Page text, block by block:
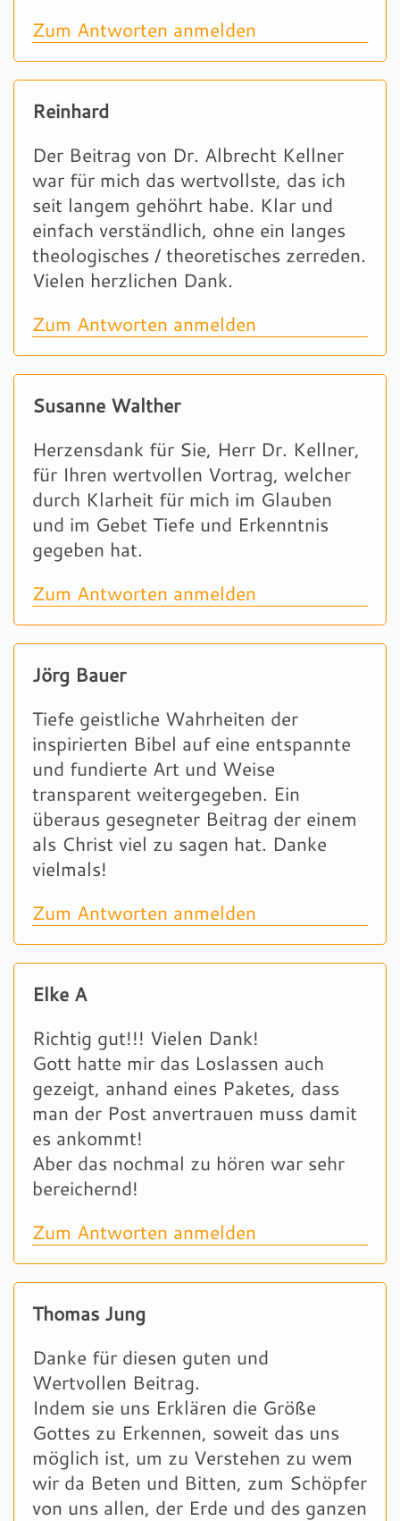
Zum Antworten anmelden
Reinhard
Der Beitrag von Dr. Albrecht Kellner
war für mich das wertvollste, das ich
seit langem gehöhrt habe. Klar und
einfach verständlich, ohne ein langes
theologisches / theoretisches zerreden.
Vielen herzlichen Dank.
Zum Antworten anmelden
Susanne Walther
Herzensdank für Sie, Herr Dr. Kellner,
für Ihren wertvollen Vortrag, welcher
durch Klarheit für mich im Glauben
und im Gebet Tiefe und Erkenntnis
gegeben hat.
Zum Antworten anmelden
Jörg Bauer
Tiefe geistliche Wahrheiten der
inspirierten Bibel auf eine entspannte
und fundierte Art und Weise
transparent weitergegeben. Ein
überaus gesegneter Beitrag der einem
als Christ viel zu sagen hat. Danke
vielmals!
Zum Antworten anmelden
Elke A
Richtig gut!!! Vielen Dank!
Gott hatte mir das Loslassen auch
gezeigt, anhand eines Paketes, dass
man der Post anvertrauen muss damit
es ankommt!
Aber das nochmal zu hören war sehr
bereichernd!
Zum Antworten anmelden
Thomas Jung
Danke für diesen guten und
Wertvollen Beitrag.
Indem sie uns Erklären die Größe
Gottes zu Erkennen, soweit das uns
möglich ist, um zu Verstehen zu wem
wir da Beten und Bitten, zum Schöpfer
von uns allen, der Erde und des ganzen